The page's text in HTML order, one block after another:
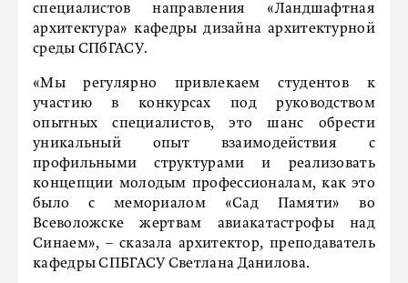
специалистов направления «Ландшафтная
архитектура» кафедры дизайна архитектурной
среды СПбГАСУ.
«Мы регулярно привлекаем студентов к
участию в конкурсах под руководством
опытных специалистов, это шанс обрести
уникальный опыт взаимодействия с
профильными структурами и реализовать
концепции молодым профессионалам, как это
было с мемориалом «Сад Памяти» во
Всеволожске жертвам авиакатастрофы над
Синаем», – сказала архитектор, преподаватель
кафедры СПБГАСУ Светлана Данилова.